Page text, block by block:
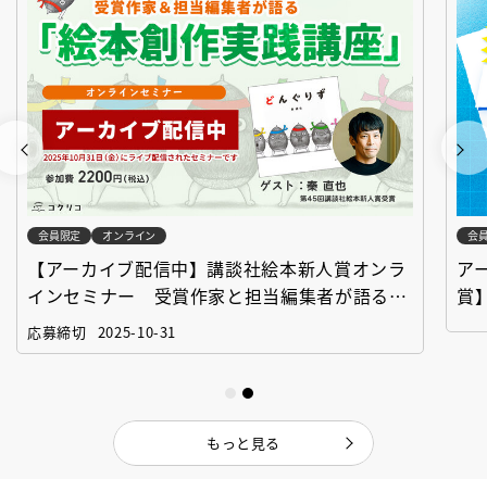
会員限定 オンライン
【アーカイブ配信中】講談社絵本新人賞オンラ
インセミナー 受賞作家と担当編集者が語る
「絵本創作実践講座」
応募締切 2025-10-31
会
ア
賞
もっと見る